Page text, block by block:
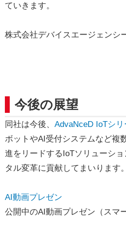
ていきます。
株式会社デバイスエージェンシ
今後の展望
同社は今後、 AdvaNceD IoTシリ
ボットやAI受付システムなど複
進をリードするIoTソリューシ
タル変革に貢献してまいります。
AI動画プレゼン
公開中のAI動画プレゼン（スマ